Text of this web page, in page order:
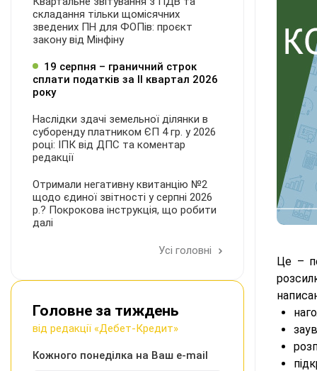
Це –
складання тільки щомісячних
зведених ПН для ФОПів: проєкт
закону від Мінфіну
19 серпня – граничний строк
сплати податків за ІI квартал 2026
року
Наслідки здачі земельної ділянки в
суборенду платником ЄП 4 гр. у 2026
році: ІПК від ДПС та коментар
редакції
Отримали негативну квитанцію №2
щодо єдиної звітності у серпні 2026
р.? Покрокова інструкція, що робити
далі
Усі головні
Головне за тиждень
від редакції «Дебет-Кредит»
Кожного понеділка на Ваш e-mail